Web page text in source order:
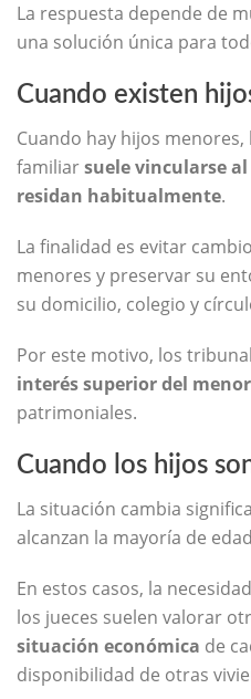
La respuesta depende de
una solución única para
Cuando existen
Cuando hay hijos
familiarsuele vincularse
residan habitualmente.
La finalidad es evitar
menores y preservar su
su domicilio, colegio y
Por este motivo, los
interés superior del menor
patrimoniales.
Cuando los hijos
La situación cambia
alcanzan la mayoría de
En estos casos, la
los jueces suelen valorar
situación económica de
disponibilidad de otras